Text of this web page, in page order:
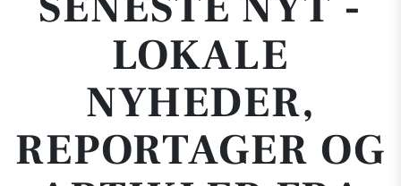
LOKALE
NYHEDER,
REPORTAGER OG